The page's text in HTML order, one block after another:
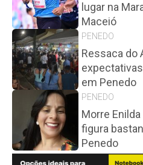
lugar na
Maceió
PENEDO
Ressaca do
em Penedo
PENEDO
Morre
figura
Penedo